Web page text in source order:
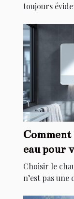
toujours
eau pour
Choisir le
n’est pas